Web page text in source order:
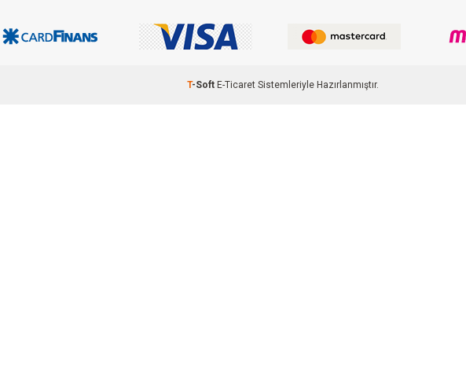
T-Soft E-Ticaret Sistemleriyle Hazırlanmıştır.